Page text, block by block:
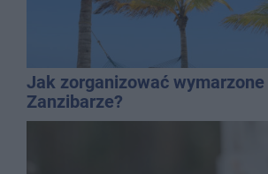
Jak zorganizować
Zanzibarze?